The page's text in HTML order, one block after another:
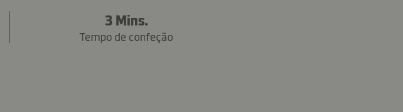
3 Mins.
Tempo de confeção